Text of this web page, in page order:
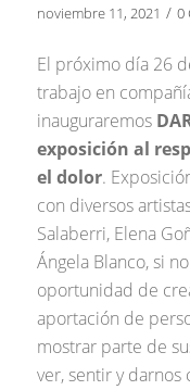
noviembre 11, 2021 / 0
El próximo día 26
trabajo en
inauguraremos
exposición al
el dolor.
con diversos
Salaberri, Elena
Ángela Blanco, si
oportunidad de
aportación de
mostrar parte de
ver, sentir y